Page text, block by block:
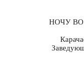
НОЧУ ВО